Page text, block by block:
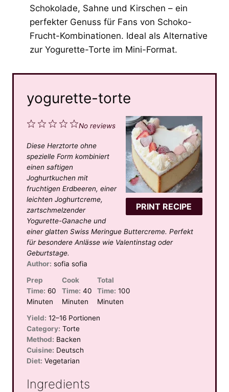
Schokolade, Sahne und Kirschen – ein
perfekter Genuss für Fans von Schoko-
Frucht-Kombinationen. Ideal als Alternative
zur Yogurette-Torte im Mini-Format.
yogurette-torte
PRINT RECIPE
5
t
r
s
4
t
a
r
s
3
t
a
r
s
2
t
a
r
s
1
t
a
r
No reviews
Diese Herztorte ohne
spezielle Form kombiniert
einen saftigen
Joghurtkuchen mit
fruchtigen Erdbeeren, einer
leichten Joghurtcreme,
zartschmelzender
Yogurette-Ganache und
einer glatten Swiss Meringue Buttercreme. Perfekt
für besondere Anlässe wie Valentinstag oder
Geburtstage.
Author: sofia sofia
Prep
Time: 60
Minuten
Cook
Time: 40
Minuten
Total
Time: 100
Minuten
Yield: 12–16 Portionen
Category: Torte
Method: Backen
Cuisine: Deutsch
Diet: Vegetarian
Ingredients